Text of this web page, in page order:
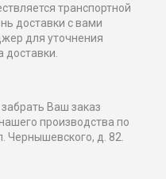
транспортной
доставки с вами
для уточнения
доставки.
Ваш заказ
производства по
Чернышевского, д. 82.